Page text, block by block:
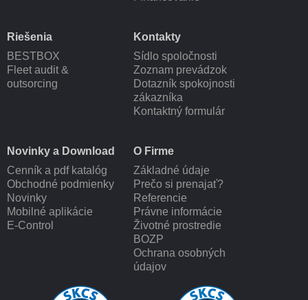
Riešenia
BESTBOX
Fleet audit &
outsorcing
Kontakty
Sídlo spoločnosti
Zoznam prevádzok
Dotazník spokojnosti
zákazníka
Kontaktný formulár
Novinky a Download
Cenník a pdf katalóg
Obchodné podmienky
Novinky
Mobilné aplikácie
E-Control
O Firme
Základné údaje
Prečo si prenajať?
Referencie
Právne informácie
Životné prostredie
BOZP
Ochrana osobných
údajov